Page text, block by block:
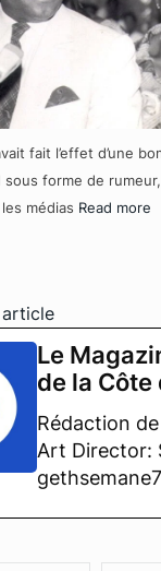
fait l’effet d’une
sous forme de
médias Read more
Le
de la Côte
Rédaction
Art Director:
gethsemane7